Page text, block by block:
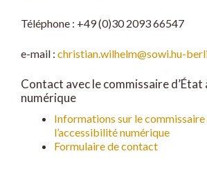
Téléphone : +49 (0)30 2093 66547
e-mail : christian.wilhelm@sowi.hu-
Contact avec le commissaire d’État
numérique
Informations sur le commissaire
l’accessibilité numérique
Formulaire de contact